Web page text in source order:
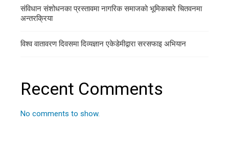
संविधान संशोधनका प्रस्तावमा नागरिक समाजको भूमिकाबारे चितवनमा
अन्तरक्रिया
विश्व वातावरण दिवसमा दिव्यज्ञान एकेडेमीद्वारा सरसफाइ अभियान
Recent Comments
No comments to show.